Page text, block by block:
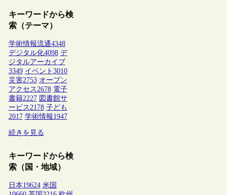
キーワードから検
索（テーマ）
学術情報流通4348
デジタル化4098 デ
ジタルアーカイブ
3349 イベント 3010
災害2753 オープン
アクセス2678 電子
書籍2227 図書館サ
ービス2178 子ども
2017 学術情報1947
続きを見る
キーワードから検
索（国・地域）
日本19624 米国